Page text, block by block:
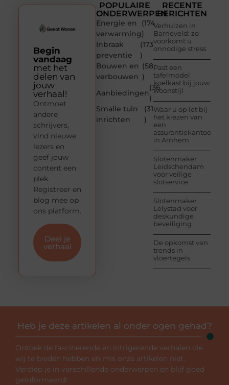
POPULAIRE
ONDERWERPEN
Energie en
verwarming
(174
)
Inbraak
preventie
(173
)
Bouwen en
verbouwen
(58
)
Aanbiedingen
(36
)
Smalle tuin
inrichten
(31
)
RECENTE
BERICHTEN
Verhuizen in
Barneveld: zo
voorkomt u
onnodige stress
Past een
tafelmodel
koelkast bij jouw
woonstijl
Waar u op let bij
het kiezen van
een
assurantiekantoor
in Arnhem
Slotenmaker
Leidschendam
voor veilige
slotservice
Slotenmaker
Lelystad voor
deskundige
beveiliging
De opkomst van
trends in
vloertegels
Begin
vandaag
met het
delen van
jouw
verhaal!
Ontmoet
andere
schrijvers,
vind nieuwe
lezers en
geef jouw
content een
plek.
Registreer en
blog mee op
ons platform.
Deel je
verhaal
Heb je deze artikelen al onder ogen gehad?
Ontdek de fascinerende en intrigerende verhalen die
wij te bieden hebben en mis onze artikelen niet.
Verdiep je in verschillende onderwerpen en blijf goed
geïnformeerd!